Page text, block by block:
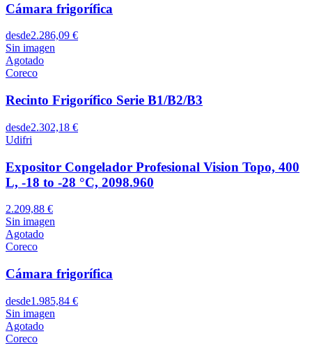
Cámara frigorífica
desde2.286,09 €
Sin imagen
Agotado
Coreco
Recinto Frigorífico Serie B1/B2/B3
desde2.302,18 €
Udifri
Expositor Congelador Profesional Vision Topo, 400
L, -18 to -28 °C, 2098.960
2.209,88 €
Sin imagen
Agotado
Coreco
Cámara frigorífica
desde1.985,84 €
Sin imagen
Agotado
Coreco